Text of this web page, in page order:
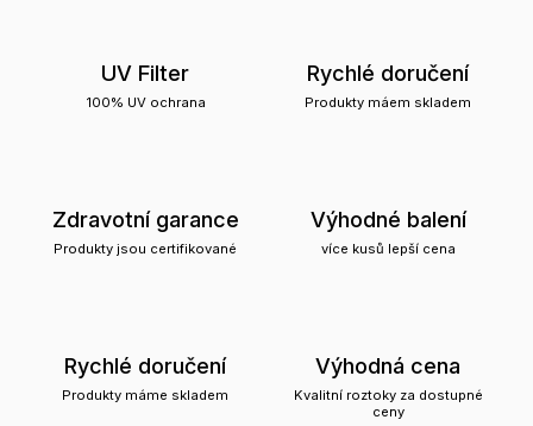
UV Filter
100% UV ochrana
Rychlé doručení
Produkty máem skladem
Zdravotní garance
Produkty jsou certifikované
Výhodné balení
více kusů lepší cena
Rychlé doručení
Produkty máme skladem
Výhodná cena
Kvalitní roztoky za dostupné
ceny